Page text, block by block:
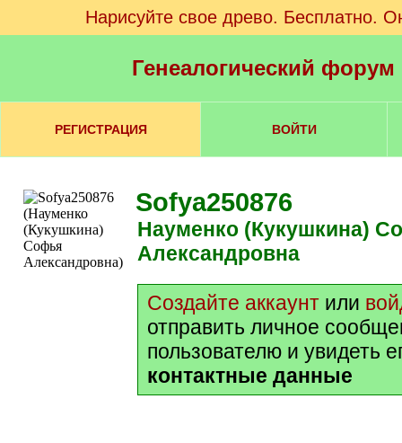
Нарисуйте свое древо. Бесплатно.
Генеалогический
РЕГИСТРАЦИЯ ВОЙТИ
Sofya250876
Науменко (Кукушкина) Софья
Александровна
Создайте аккаунт или
отправить личное
пользователю и увидеть
контактные данные